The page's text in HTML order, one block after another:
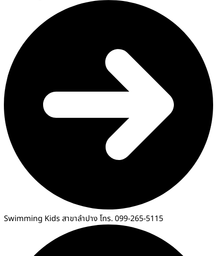
Swimming Kids สาขาลำปาง โทร. 099-265-5115